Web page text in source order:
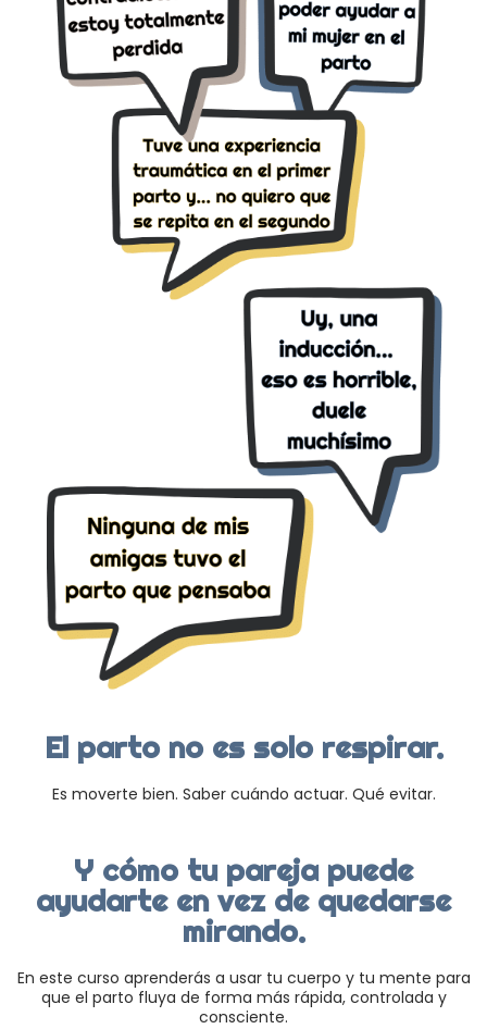
El parto no es solo respirar.
Es moverte bien. Saber cuándo actuar. Qué evitar.
Y cómo tu pareja puede
ayudarte en vez de quedarse
mirando.
En este curso aprenderás a usar tu cuerpo y tu mente para
que el parto fluya de forma más rápida, controlada y
consciente.